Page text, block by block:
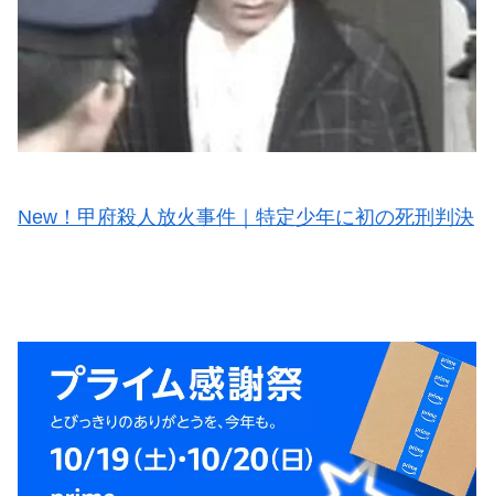
New！甲府殺人放火事件｜特定少年に初の死刑判決